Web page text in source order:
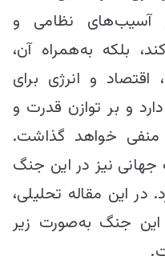
آسیب‌های نظامی و
بلکه به‌همراه آن،
اقتصاد و انرژی برای
و بر توازن قدرت و
منفی خواهد گذاشت.
جهانی نیز در این جنگ
در این مقاله تحلیلی،
این جنگ به‌صورت زیر